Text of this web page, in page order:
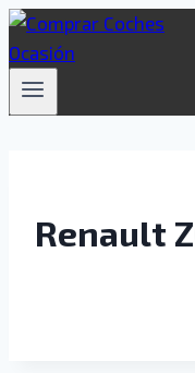
Saltar
al
contenido
Renault